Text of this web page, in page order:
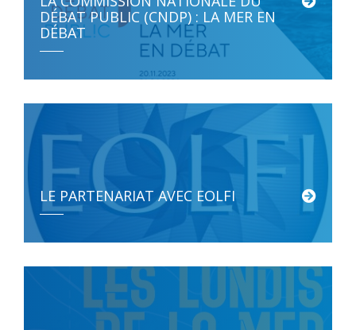
DÉBAT PUBLIC (CNDP) : LA MER EN
DÉBAT
LE PARTENARIAT AVEC EOLFI